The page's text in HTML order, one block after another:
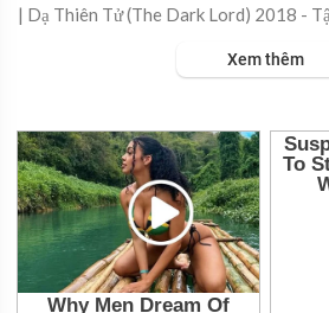
| Dạ Thiên Tử (The Dark Lord) 2018 -
▶ Xem danh sách phát Full tập tại đây:
Xem thêm